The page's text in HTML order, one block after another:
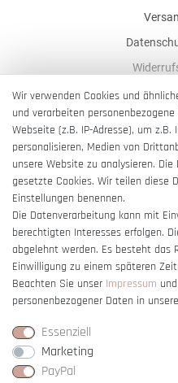
Wir verwenden Cookies und
und verarbeiten
Webseite (z.B. IP-Adresse), um
personalisieren, Medien von
unsere Website zu analysieren.
gesetzte Cookies. Wir teilen diese
Einstellungen benennen.
Die Datenverarbeitung kann mit
berechtigten Interesses erfolgen.
abgelehnt werden. Es besteht das
Einwilligung zu einem späteren
Beachten Sie unser Impressum
personenbezogener Daten in
Essenziell
Marketing
PayPal